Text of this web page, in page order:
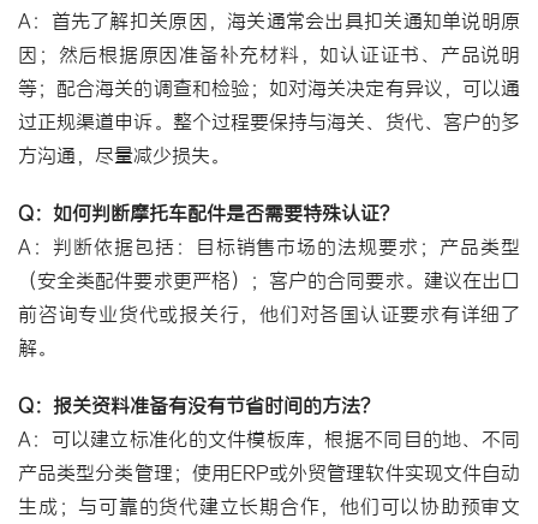
A：首先了解扣关原因，海关通常会出具扣关通知单说明原
因；然后根据原因准备补充材料，如认证证书、产品说明
等；配合海关的调查和检验；如对海关决定有异议，可以通
过正规渠道申诉。整个过程要保持与海关、货代、客户的多
方沟通，尽量减少损失。
Q：如何判断摩托车配件是否需要特殊认证？
A：判断依据包括：目标销售市场的法规要求；产品类型
（安全类配件要求更严格）；客户的合同要求。建议在出口
前咨询专业货代或报关行，他们对各国认证要求有详细了
解。
Q：报关资料准备有没有节省时间的方法？
A：可以建立标准化的文件模板库，根据不同目的地、不同
产品类型分类管理；使用ERP或外贸管理软件实现文件自动
生成；与可靠的货代建立长期合作，他们可以协助预审文